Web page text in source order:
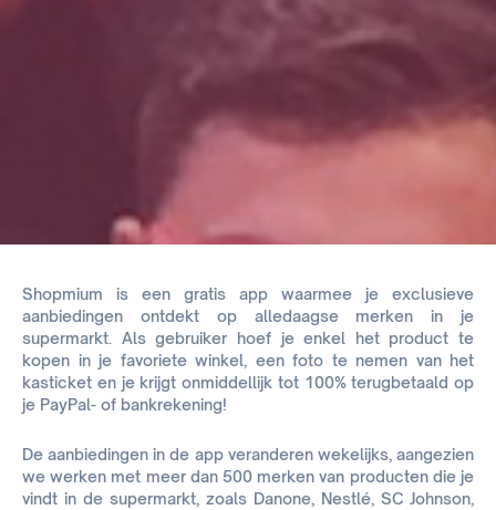
Shopmium is een gratis app waarmee je exclusieve
aanbiedingen ontdekt op alledaagse merken in je
supermarkt. Als gebruiker hoef je enkel het product te
kopen in je favoriete winkel, een foto te nemen van het
kasticket en je krijgt onmiddellijk tot 100% terugbetaald op
je PayPal- of bankrekening!
De aanbiedingen in de app veranderen wekelijks, aangezien
we werken met meer dan 500 merken van producten die je
vindt in de supermarkt, zoals Danone, Nestlé, SC Johnson,